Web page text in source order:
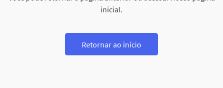
inicial.
Retornar ao início